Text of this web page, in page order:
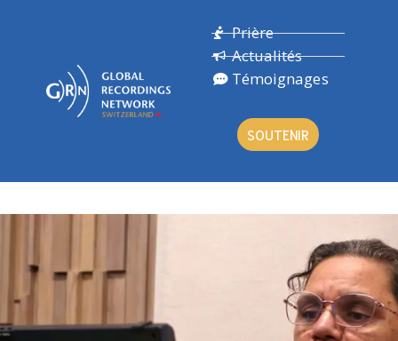
Prière
Actualités
Témoignages
SOUTENIR